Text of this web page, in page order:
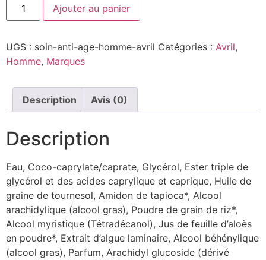
Ajouter au panier
UGS : soin-anti-age-homme-avril Catégories : Avril,
Homme, Marques
Description Avis (0)
Description
Eau, Coco-caprylate/caprate, Glycérol, Ester triple de
glycérol et des acides caprylique et caprique, Huile de
graine de tournesol, Amidon de tapioca*, Alcool
arachidylique (alcool gras), Poudre de grain de riz*,
Alcool myristique (Tétradécanol), Jus de feuille d’aloès
en poudre*, Extrait d’algue laminaire, Alcool béhénylique
(alcool gras), Parfum, Arachidyl glucoside (dérivé